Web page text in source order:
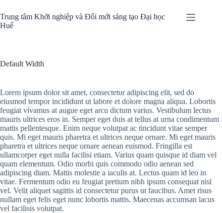
đến
phần
nội
Trung tâm Khởi nghiệp và Đổi mới sáng tạo Đại học
Huế
Default Width
Lorem ipsum dolor sit amet, consectetur adipiscing elit, sed do
eiusmod tempor incididunt ut labore et dolore magna aliqua. Lobortis
feugiat vivamus at augue eget arcu dictum varius. Vestibulum lectus
mauris ultrices eros in. Semper eget duis at tellus at urna condimentum
mattis pellentesque. Enim neque volutpat ac tincidunt vitae semper
quis. Mi eget mauris pharetra et ultrices neque ornare. Mi eget mauris
pharetra et ultrices neque ornare aenean euismod. Fringilla est
ullamcorper eget nulla facilisi etiam. Varius quam quisque id diam vel
quam elementum. Odio morbi quis commodo odio aenean sed
adipiscing diam. Mattis molestie a iaculis at. Lectus quam id leo in
vitae. Fermentum odio eu feugiat pretium nibh ipsum consequat nisl
vel. Velit aliquet sagittis id consectetur purus ut faucibus. Amet risus
nullam eget felis eget nunc lobortis mattis. Maecenas accumsan lacus
vel facilisis volutpat.